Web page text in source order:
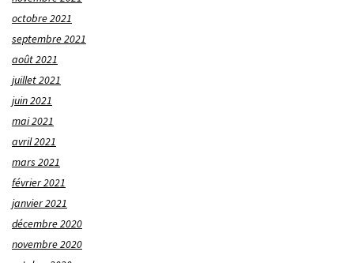
octobre 2021
septembre 2021
août 2021
juillet 2021
juin 2021
mai 2021
avril 2021
mars 2021
février 2021
janvier 2021
décembre 2020
novembre 2020